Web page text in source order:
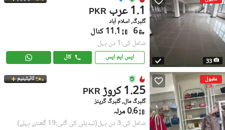
33
PKR 1.1 عرب
گلبرگ, اسلام آباد
6 11.1 کنال
شامل کی:1 دن پہل
ایس ایم ایس کال
مقبول ٹائیٹینیم
PKR 1.25 کروڑ
گلبرگ مال, گلبرگ گرینز
0.6 مرلہ
شامل کی:3 دن پہل (تبدیلی کی گئی:19 گھنٹے پہلے)